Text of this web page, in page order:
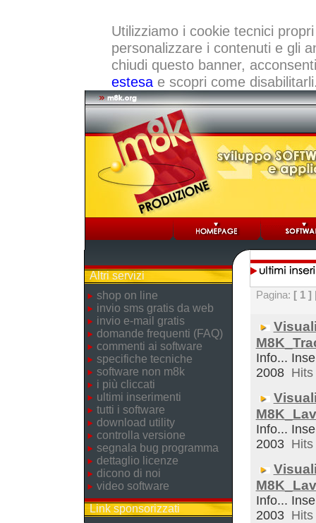
Utilizziamo i cookie tecnici
personalizzare i contenuti e gli
chiudi questo banner,
estesae scopri come
Altri servizi
shop on line
invio sms gratis da web
invio e-mail gratis
domande frequenti (FAQ)
commenti ai software
specifiche tecniche
software non m8k
i più cliccati
ultimi inserimenti
tutti i software
download utility
controlla versione
segnala bug programma
dettaglio licenze
dicono di noi
video software
Link sponsorizzati
Pagina: [ 1 ]
Info...
2008
Info...
2003
Info...
2003